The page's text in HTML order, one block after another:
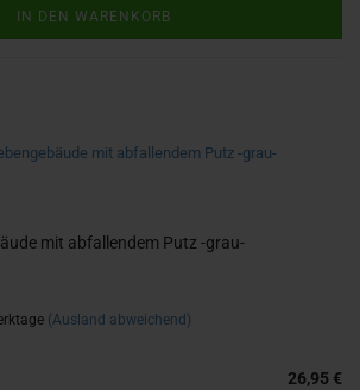
IN DEN WARENKORB
mit ab­fal­len­dem Putz -​grau-
(Ausland abweichend)
26,95 €